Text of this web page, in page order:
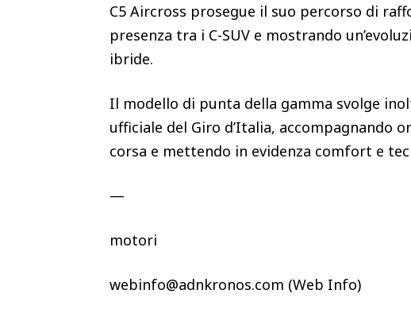
C5 Aircross prosegue il suo percorso di
presenza tra i C-SUV e mostrando
ibride.
Il modello di punta della gamma svolge
ufficiale del Giro d’Italia, accompagnando
corsa e mettendo in evidenza comfort e
—
motori
webinfo@adnkronos.com (Web Info)